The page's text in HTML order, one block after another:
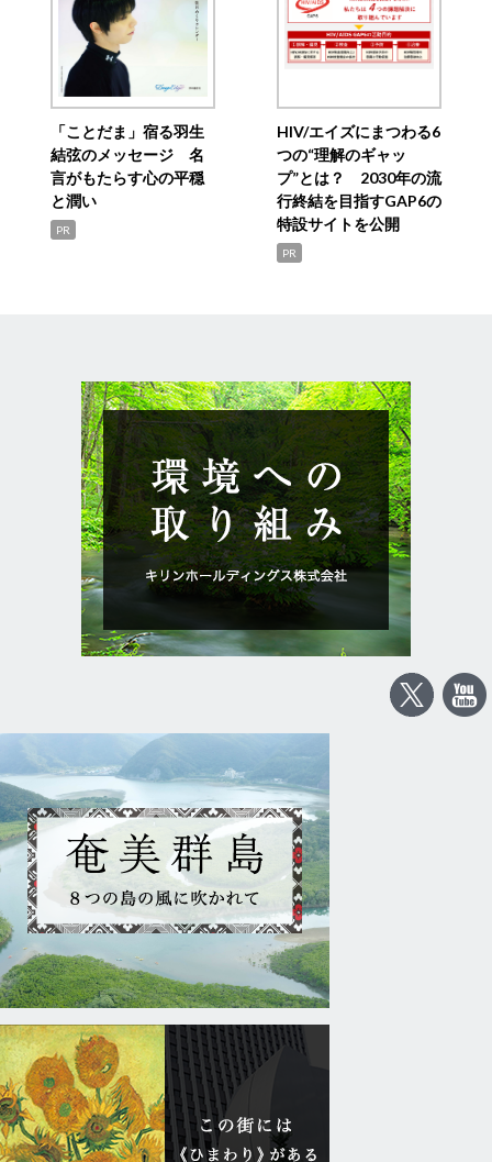
「ことだま」宿る羽生
結弦のメッセージ 名
言がもたらす心の平穏
と潤い
PR
HIV/エイズにまつわる6
つの“理解のギャッ
プ”とは？ 2030年の流
行終結を目指すGAP6の
特設サイトを公開
PR